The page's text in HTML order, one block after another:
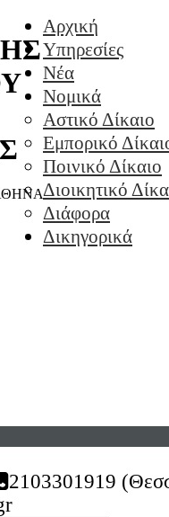
Αρχική
Υπηρεσίες
Νέα
Νομικά
Αστικό Δίκαιο
Εμπορικό
Ποινικό Δίκαιο
Διοικητικό
Διάφορα
Δικηγορικά
2103301919